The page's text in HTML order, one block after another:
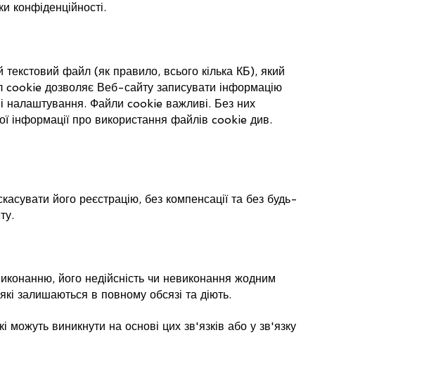
конфіденційності.
файл (як правило, всього кілька КБ), який
cookie дозволяє Веб-сайту записувати інформацію
налаштування. Файли cookie важливі. Без них
інформації про використання файлів cookie див.
його реєстрацію, без компенсації та без будь-
його недійсність чи невиконання жодним
залишаються в повному обсязі та діють.
виникнути на основі цих зв'язків або у зв'язку